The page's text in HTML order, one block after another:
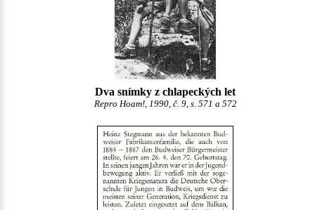
Dva snímky z chlapeckých let
Repro Hoam!, 1990, č. 9, s. 571 a 572